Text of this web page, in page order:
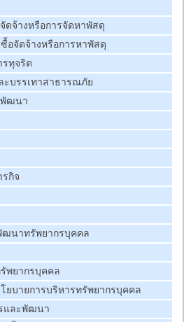
ดจ้างหรือการจัดหาพัสดุ
อจัดจ้างหรือการหาพัสดุ
ทุจริต
บรรเทาสาธารณภัย
พัฒนา
กิจ
ฒนาทรัพยากรบุคคล
พยากรบุคคล
ยบายการบริหารทรัพยากรบุคคล
และพัฒนา